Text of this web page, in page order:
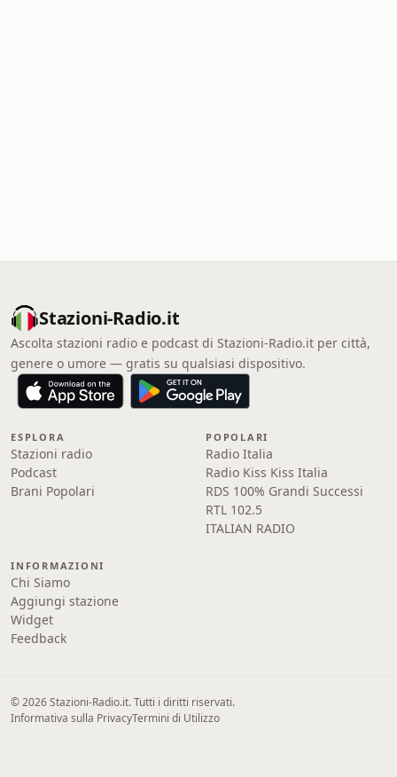
Stazioni-Radio.it
Ascolta stazioni radio e podcast di Stazioni-Radio.it per città,
genere o umore — gratis su qualsiasi dispositivo.
ESPLORA
Stazioni radio
Podcast
Brani Popolari
POPOLARI
Radio Italia
Radio Kiss Kiss Italia
RDS 100% Grandi Successi
RTL 102.5
ITALIAN RADIO
INFORMAZIONI
Chi Siamo
Aggiungi stazione
Widget
Feedback
© 2026 Stazioni-Radio.it. Tutti i diritti riservati.
Informativa sulla PrivacyTermini di Utilizzo